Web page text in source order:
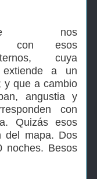
nos
con esos
cuya
a un
y que a cambio
angustia y
con
Quizás esos
del mapa. Dos
noches. Besos